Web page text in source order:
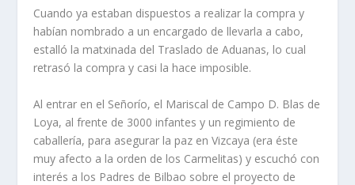
Cuando ya estaban dispuestos a realizar la com­pra y
habí­an nombrado a un encargado de llevarla a cabo,
estalló la matxinada del Traslado de Aduanas, lo cual
retrasó la compra y casi la hace imposible.
Al entrar en el Señorí­o, el Mariscal de Campo D. Blas de
Loya, al frente de 3000 infantes y un regi­miento de
caballerí­a, para asegurar la paz en Vizca­ya (era éste
muy afecto a la orden de los Carmelitas) y escuchó con
interés a los Padres de Bilbao sobre el proyecto de